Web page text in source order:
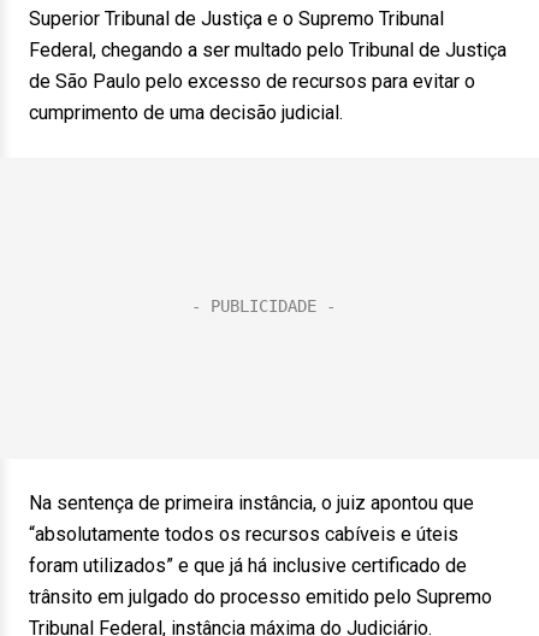
Superior Tribunal de Justiça e o Supremo Tribunal
Federal, chegando a ser multado pelo Tribunal de Justiça
de São Paulo pelo excesso de recursos para evitar o
cumprimento de uma decisão judicial.
Na sentença de primeira instância, o juiz apontou que
“absolutamente todos os recursos cabíveis e úteis
foram utilizados” e que já há inclusive certificado de
trânsito em julgado do processo emitido pelo Supremo
Tribunal Federal, instância máxima do Judiciário.